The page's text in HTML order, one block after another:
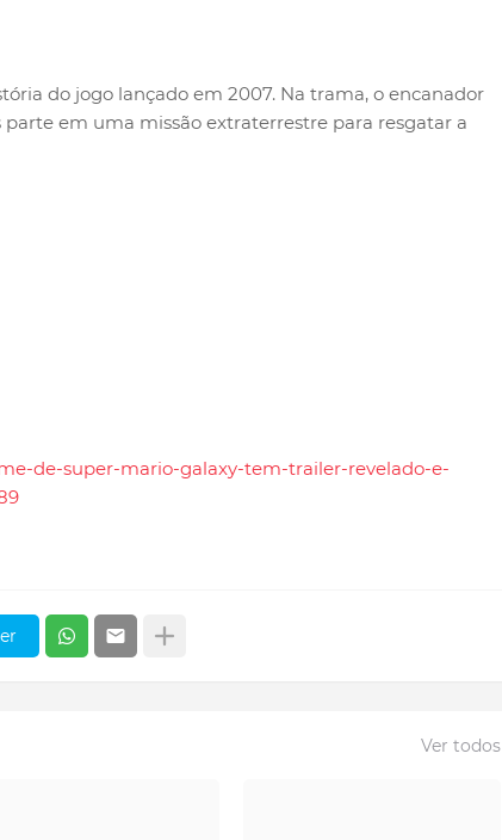
do jogo lançado em 2007. Na trama, o encanador
em uma missão extraterrestre para resgatar a
de-super-mario-galaxy-tem-trailer-revelado-e-
Ver todos